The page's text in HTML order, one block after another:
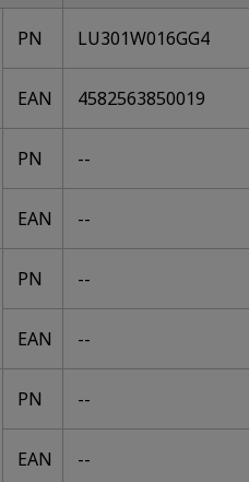
PN LU301W016GG4
EAN 4582563850019
PN --
EAN --
PN --
EAN --
PN --
EAN --